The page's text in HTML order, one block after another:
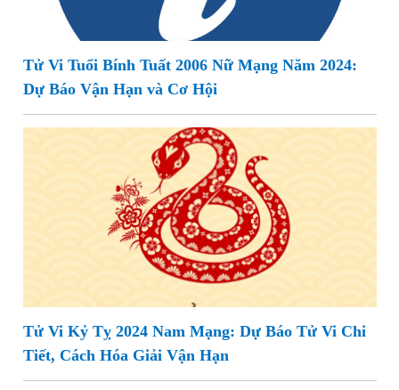
Tử Vi Tuổi Bính Tuất 2006 Nữ Mạng Năm 2024:
Dự Báo Vận Hạn và Cơ Hội
Tử Vi Kỷ Tỵ 2024 Nam Mạng: Dự Báo Tử Vi Chi
Tiết, Cách Hóa Giải Vận Hạn